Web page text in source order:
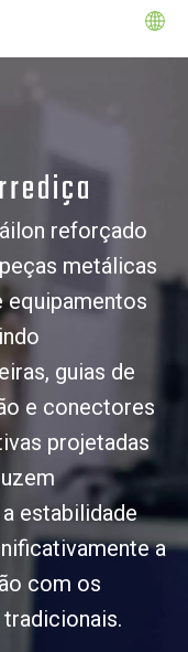
reforçado
metálicas
equipamentos
guias de
e conectores
projetadas
estabilidade
a
com os